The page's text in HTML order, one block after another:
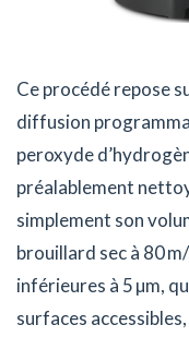
Ce procédé repose
diffusion
peroxyde
préalablement
simplement son
brouillard sec à 80
inférieures à 5 µm,
surfaces